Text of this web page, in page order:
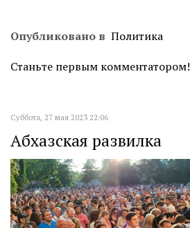
Опубликовано в Политика
Станьте первым комментатором!
Суббота, 27 мая 2023 22:06
Абхазская развилка